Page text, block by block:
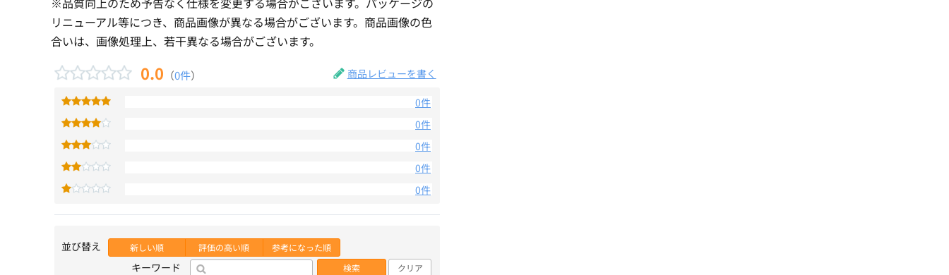
リニューアル等につき、商品画像が異なる場合がございます。商品画像の色
合いは、画像処理上、若干異なる場合がございます。
0.0 （0件） 商品レビューを書く
0件
0件
0件
0件
0件
並び替え 新しい順 評価の高い順 参考になった順
キーワード 検索 クリア